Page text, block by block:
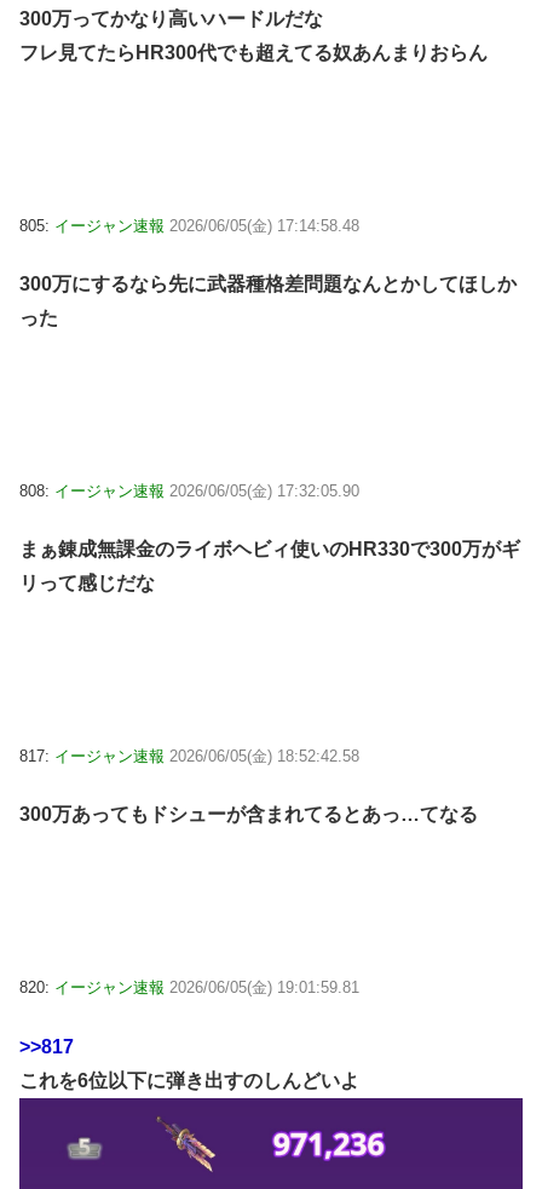
300万ってかなり高いハードルだな
フレ見てたらHR300代でも超えてる奴あんまりおらん
805: イージャン速報 2026/06/05(金) 17:14:58.48
300万にするなら先に武器種格差問題なんとかしてほしか
った
808: イージャン速報 2026/06/05(金) 17:32:05.90
まぁ錬成無課金のライボヘビィ使いのHR330で300万がギ
リって感じだな
817: イージャン速報 2026/06/05(金) 18:52:42.58
300万あってもドシューが含まれてるとあっ…てなる
820: イージャン速報 2026/06/05(金) 19:01:59.81
>>817
これを6位以下に弾き出すのしんどいよ